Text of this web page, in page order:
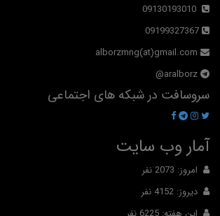
09130193010
09199327367
alborzmng(at)gmail.com
aralborz@
سروسافت در شبکه های اجتماعی
آمار وب سایت
امروز: 2073 نفر
دیروز: 4152 نفر